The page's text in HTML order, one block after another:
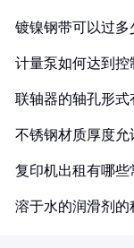
镀镍钢带可以过多
计量泵如何达到
联轴器的轴孔形式
不锈钢材质厚度允
复印机出租有哪些
溶于水的润滑剂的